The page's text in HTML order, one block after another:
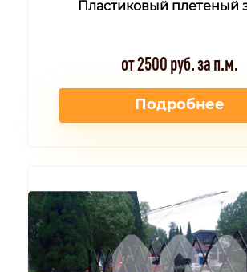
Пластиковый плетеный
от 2500 руб. за п.м.
Подробнее